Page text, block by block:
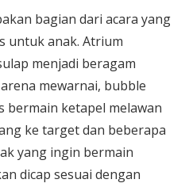
bagian dari acara yang
untuk anak. Atrium
menjadi beragam
mewarnai, bubble
bermain ketapel melawan
ke target dan beberapa
yang ingin bermain
dicap sesuai dengan